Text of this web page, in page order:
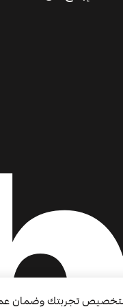
تجربتك وضمان